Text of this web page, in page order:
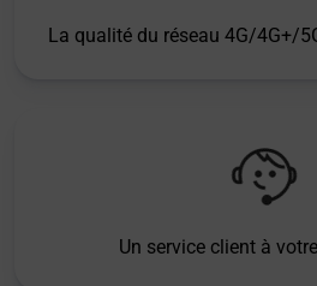
La qualité du réseau 4G/4G+/
Un service client à